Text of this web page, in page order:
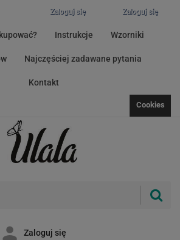
Zaloguj się
Zaloguj się
Instrukcje Wzorniki
Najczęściej zadawane pytania
Kontakt
Cookies
Zaloguj się